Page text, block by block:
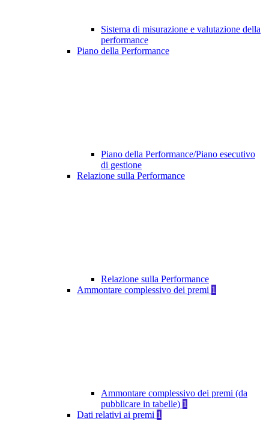
Sistema di misurazione e valutazione della
performance
Piano della Performance
Piano della Performance/Piano esecutivo
di gestione
Relazione sulla Performance
Relazione sulla Performance
Ammontare complessivo dei premi 1
Ammontare complessivo dei premi (da
pubblicare in tabelle) 1
Dati relativi ai premi 1